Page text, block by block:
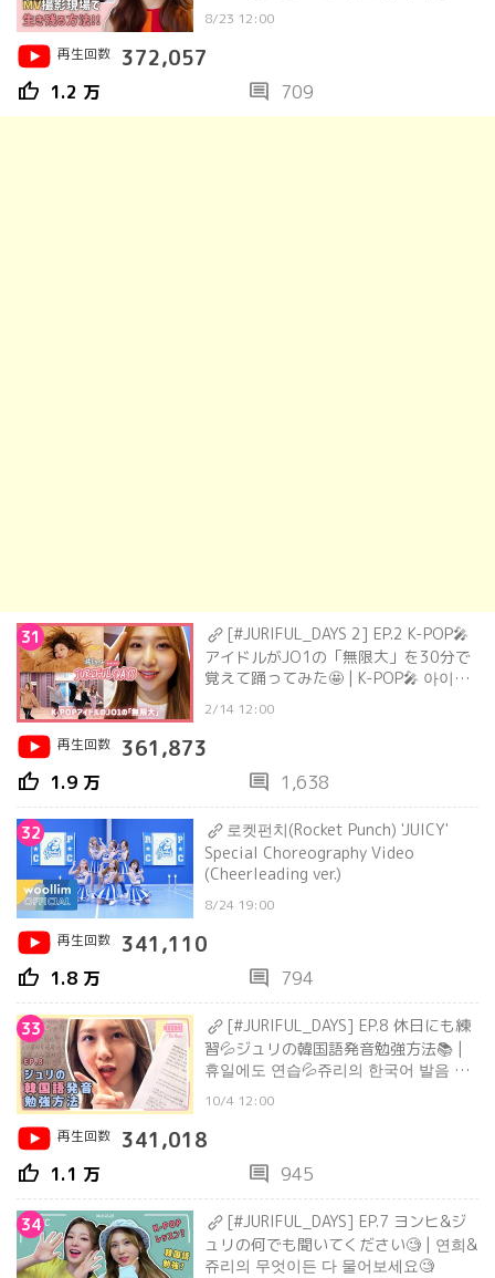
8/23 12:00
再生回数
372,057
thumb_up 1.2 万 comment 709
31
[#JURIFUL_DAYS​ 2] EP.2 K-POP🎤
アイドルがJO1の「無限大」を30分で
覚えて踊ってみた🤩 | K-POP🎤 아이돌
면?🤩
2/14 12:00
再生回数
361,873
thumb_up 1.9 万 comment 1,638
32
로켓펀치(Rocket Punch) 'JUICY'
Special Choreography Video
(Cheerleading ver.)
8/24 19:00
再生回数
341,110
thumb_up 1.8 万 comment 794
33
[#JURIFUL_DAYS] EP.8 休日にも練
習💦ジュリの韓国語発音勉強方法📚 |
휴일에도 연습💦쥬리의 한국어 발음 공
10/4 12:00
再生回数
341,018
thumb_up 1.1 万 comment 945
34
[#JURIFUL_DAYS] EP.7 ヨンヒ&ジ
ュリの何でも聞いてください🧐 | 연희&
쥬리의 무엇이든 다 물어보세요🧐